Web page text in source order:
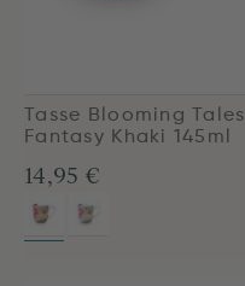
Tasse Blooming Tales
Fantasy Khaki 145ml
14,95 €